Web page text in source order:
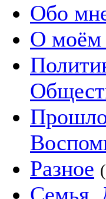
Обо
О моём
Разное